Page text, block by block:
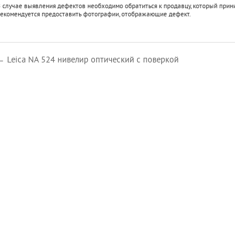
случае выявления дефектов необходимо обратиться к продавцу, который
предоставить фотографии, отображающие дефект.
Leica NA 524 нивелир оптический с поверкой